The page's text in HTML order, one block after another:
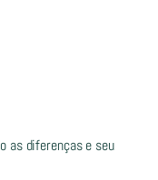
as diferenças e seu